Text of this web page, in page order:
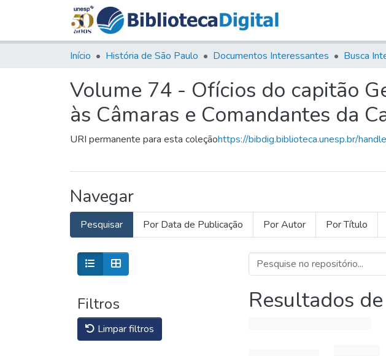
Início História de São Paulo Documentos Interessantes Busca
Volume 74 - Ofícios do capitão
às Câmaras e Comandantes da
URI permanente para esta coleçãohttps://bibdig.biblioteca.unesp.br/
Navegar
Pesquisar Por Data de Publicação Por Autor Por Título
Filtros
Limpar filtros
Resultados